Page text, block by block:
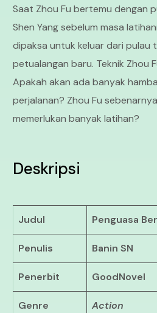
Saat Zhou Fu bertemu dengan
Shen Yang sebelum masa
dipaksa untuk keluar dari pulau
petualangan baru. Teknik Zhou
Apakah akan ada banyak
perjalanan? Zhou Fu
memerlukan banyak latihan?
Deskripsi
Judul Penguasa
Penulis Banin SN
Penerbit GoodNovel
Genre Action